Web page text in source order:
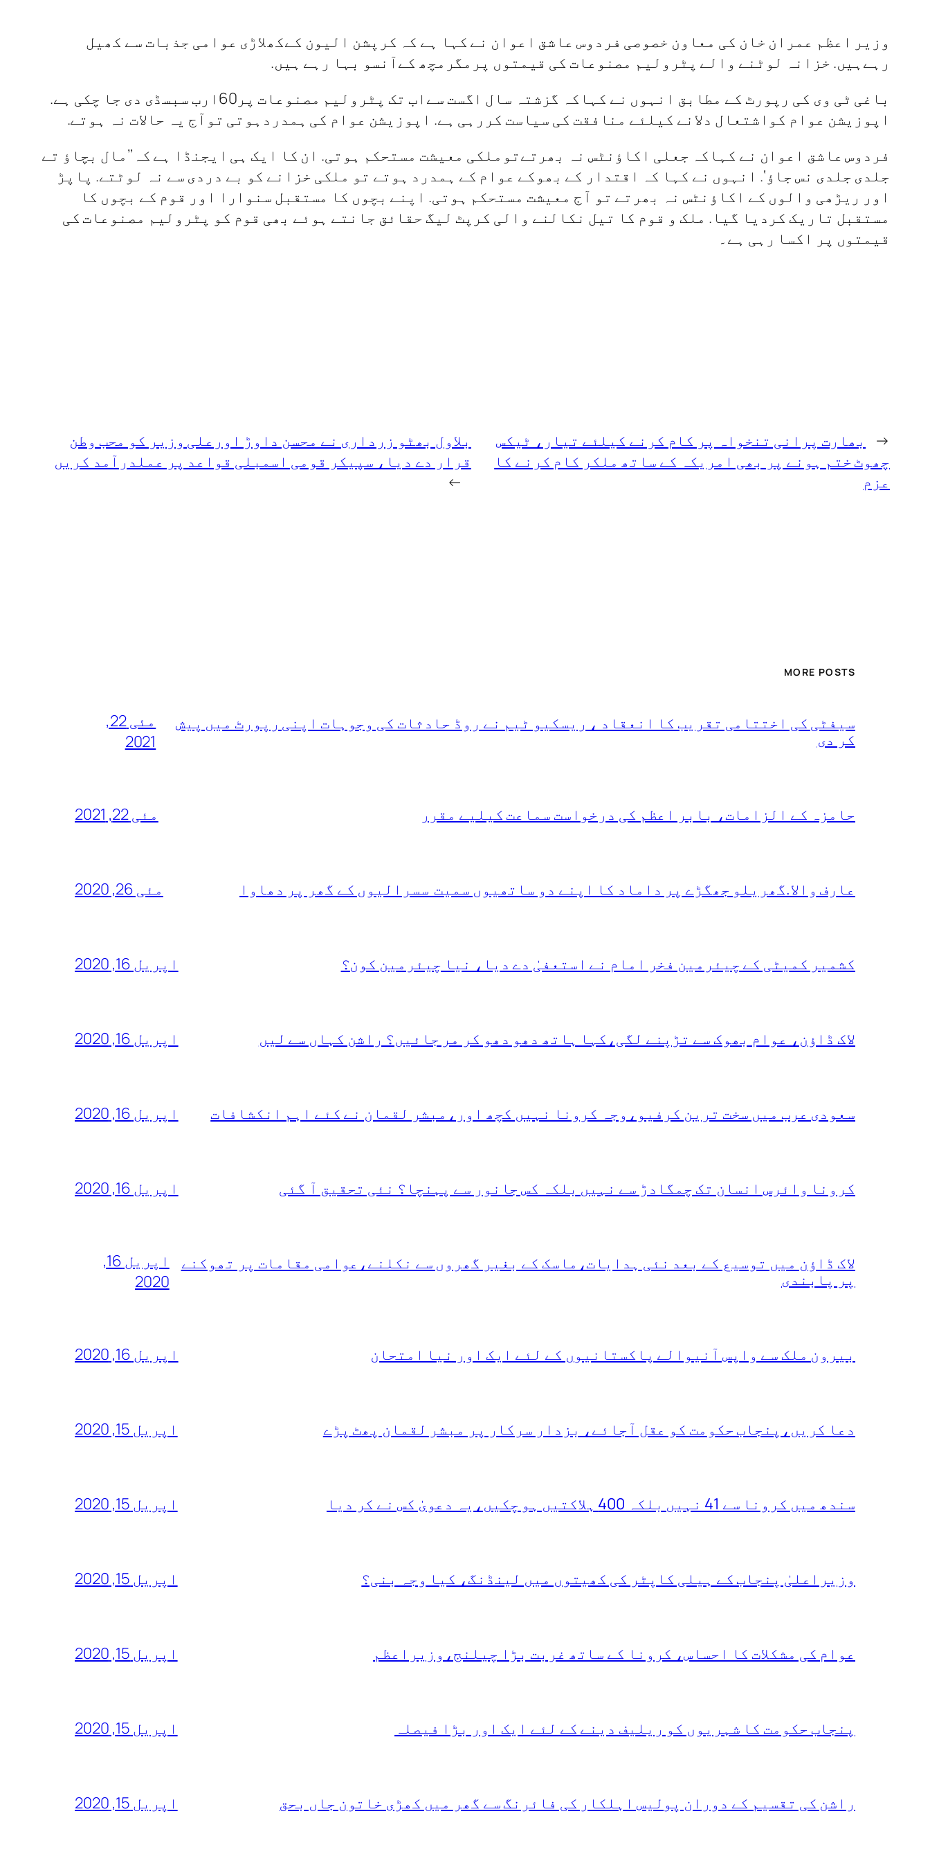
وزیر اعظم عمران خان کی معاون خصوصی فردوس عاشق اعوان نے کہا ہے کہ کرپشن الیون کےکھلاڑی عوامی جذبات سے کھیل
رہےہیں. خزانہ لوٹنے والے پٹرولیم مصنوعات کی قیمتوں پرمگرمچھ کےآنسو بہا رہے ہیں.
باغی ٹی وی کی رپورٹ کے مطابق انہوں نے کہاکہ گزشتہ سال اگست سےاب تک پٹرولیم مصنوعات پر60ارب سبسڈی دی جا چکی ہے.
اپوزیشن عوام کواشتعال دلانے کیلئے منافقت کی سیاست کررہی ہے. اپوزیشن عوام کی ہمدردہوتی توآج یہ حالات نہ ہوتے.
فردوس عاشق اعوان نے کہاکہ جعلی اکاؤنٹس نہ بھرتےتوملکی معیشت مستحکم ہوتی. ان کا ایک ہی ایجنڈا ہے کہ’’مال بچاؤ تے
جلدی جلدی نس جاؤ‘. انہوں نے کہا کہ اقتدار کے بھوکے عوام کے ہمدرد ہوتے تو ملکی خزانے کو بے دردی سے نہ لوٹتے. پاپڑ
اور ریڑھی والوں کے اکاﺅنٹس نہ بھرتے تو آج معیشت مستحکم ہوتی. اپنے بچوں کا مستقبل سنوارا اور قوم کے بچوں کا
مستقبل تاریک کردیا گیا. ملک و قوم کا تیل نکالنے والی کرپٹ لیگ حقائق جانتے ہوئے بھی قوم کو پٹرولیم مصنوعات کی
قیمتوں پر اکسا رہی ہے۔
←
بھارت پرانی تنخواہ پر کام کرنے کیلئے تیار، ٹیکس
چھوٹ ختم ہونے پر بھی امریکہ کے ساتھ ملکر کام کرنے کا
عزم
بلاول بھٹو زرداری نے محسن داوڑ اورعلی وزیر کو محب وطن
قرار دے دیا، سپیکر قومی اسمبلی قواعد پر عملدرآمد کریں
→
MORE POSTS
سیفٹی کی اختتامی تقریب کا انعقاد ، ریسکیو ٹیم نے روڈ حادثات کی وجوہات اپنی رپورٹ میں پیش
کر دی
مئی 22,
2021
حامزہ کے الزامات، بابر اعظم کی درخواست سماعت کیلیے مقرر مئی 22, 2021
عارف والا.گھریلو جھگڑے پر داماد کا اپنے دو ساتھیوں سمیت سسرالیوں کے گھر پر دھاوا مئی 26, 2020
کشمیر کمیٹی کے چیئرمین فخر امام نے استعفیٰ دے دیا، نیا چیئرمین کون؟ اپریل 16, 2020
لاک ڈاؤن، عوام بھوک سے تڑپنے لگی،کہا ہاتھ دھو دھو کر مر جائیں؟ راشن کہاں سے لیں اپریل 16, 2020
سعودی عرب میں سخت ترین کرفیو،وجہ کرونا نہیں کچھ اور،مبشر لقمان نے کئے اہم انکشافات اپریل 16, 2020
کرونا وائرس انسان تک چمگادڑ سے نہیں بلکہ کس جانور سے پہنچا؟ نئی تحقیق آ گئی اپریل 16, 2020
لاک ڈاؤن میں توسیع کے بعد نئی ہدایات،ماسک کے بغیر گھروں سے نکلنے،عوامی مقامات پر تھوکنے
پر پابندی
اپریل 16,
2020
بیرون ملک سے واپس آنیوالے پاکستانیوں کے لئے ایک اور نیا امتحان اپریل 16, 2020
دعا کریں،پنجاب حکومت کو عقل آجائے، بزدار سرکار پر مبشر لقمان پھٹ پڑے اپریل 15, 2020
سندھ میں کرونا سے 41 نہیں بلکہ 400 ہلاکتیں ہو چکیں،یہ دعویٰ کس نے کر دیا اپریل 15, 2020
وزیراعلیٰ پنجاب کے ہیلی کاپٹر کی کھیتوں میں لینڈنگ، کیا وجہ بنی؟ اپریل 15, 2020
عوام کی مشکلات کا احساس، کرونا کے ساتھ غربت بڑا چیلنج،وزیراعظم اپریل 15, 2020
پنجاب حکومت کا شہریوں کو ریلیف دینے کے لئے ایک اور بڑا فیصلہ اپریل 15, 2020
راشن کی تقسیم کے دوران پولیس اہلکار کی فائرنگ سے گھر میں کھڑی خاتون جاں بحق اپریل 15, 2020